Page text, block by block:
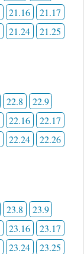
21.16
21.17
21.24
21.25
22.8
22.9
22.16
22.17
22.24
22.26
23.8
23.9
23.16
23.17
23.24
23.25